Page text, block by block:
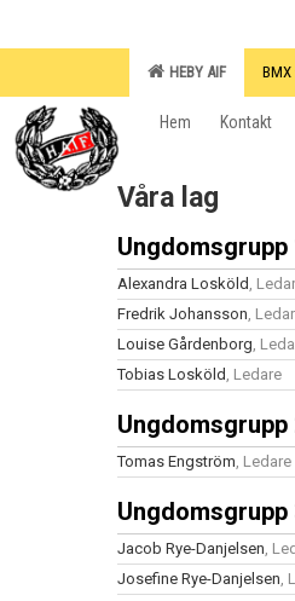
HEBY AIF BMX
Hem Kontakt
Våra lag
Ungdomsgrupp
Alexandra Losköld ,
Fredrik Johansson,
Louise Gårdenborg,
Tobias Losköld , Ledare
Ungdomsgrupp
Tomas Engström, Ledare
Ungdomsgrupp
Jacob Rye-Danjelsen,
Josefine Rye-Danjelsen,